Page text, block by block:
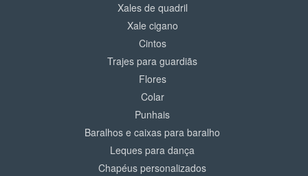
Xales de quadril
Xale cigano
Cintos
Trajes para guardiãs
Flores
Colar
Punhais
Baralhos e caixas para baralho
Leques para dança
Chapéus personalizados